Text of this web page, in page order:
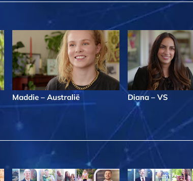
Maddie – Australië Diana – VS